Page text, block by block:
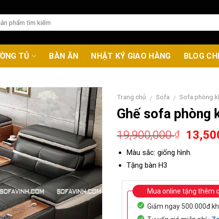
TỦ BÀN ĂN NHẬT KÝ GIAO HÀNG BLOG
Trang chủ / Sofa / Sofa phòng
Ghế sofa phòng
19,900,000₫
price
was:
Màu sắc: giống hình.
Tặng bàn H3
Mua online tặng thêm
Giảm ngay 500.000đ